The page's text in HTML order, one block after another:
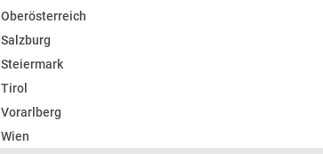
Oberösterreich
Salzburg
Steiermark
Tirol
Vorarlberg
Wien